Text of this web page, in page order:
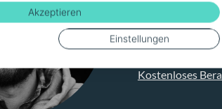
Unsicher bei
Videomeeting
Kostenloses
Akzeptieren
Einstellungen